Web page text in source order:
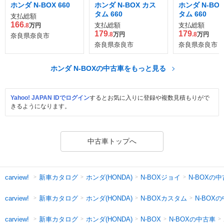
ホンダ N-BOX 660
支払総額
166.8万円
奈良県奈良市
ホンダ N-BOX カス
タム 660
支払総額
179.8万円
奈良県奈良市
ホンダ N-
タム 660
支払総額
179.8万円
奈良県奈良市
ホンダ N-BOXの中古車をもっと見る
Yahoo! JAPAN IDでログインするとお気に入りに登録や複数見積もりがで
きるようになります。
中古車トップへ
carview! 新車カタログ ホンダ(HONDA) N-BOXジョイ N-BOXの中
carview! 新車カタログ ホンダ(HONDA) N-BOXカスタム N-BOXの
carview! 新車カタログ ホンダ(HONDA) N-BOX N-BOXの中古車